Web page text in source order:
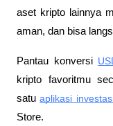
aset kripto lainnya
aman, dan bisa
Pantau konversi
kripto favoritmu
satu aplikasi
Store.